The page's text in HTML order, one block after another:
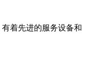
着先进的服务设备和